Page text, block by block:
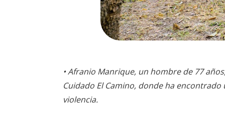
• Afranio Manrique, un hombre de 77
Cuidado El Camino, donde ha
violencia.